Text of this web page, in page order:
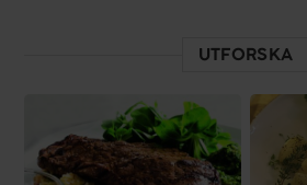
UTFORSKA